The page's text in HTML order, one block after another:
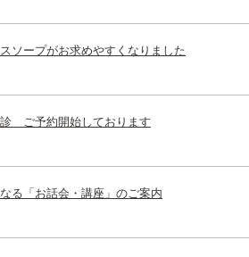
ソープがお求めやすくなりました
ご予約開始しております
る「お話会・講座」のご案内